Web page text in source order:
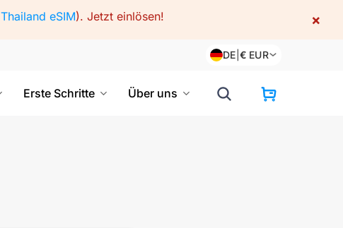
Thailand eSIM). Jetzt einlösen! ×
DE |€ EUR
Erste Schritte Über uns